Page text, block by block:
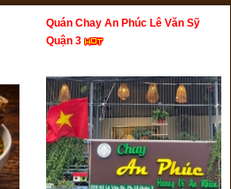
Quán Chay An Phúc Lê Văn Sỹ
Quận 3